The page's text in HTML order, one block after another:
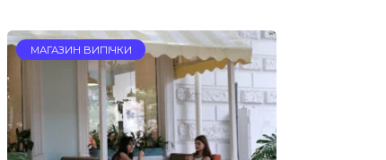
МАГАЗИН ВИПІЧКИ